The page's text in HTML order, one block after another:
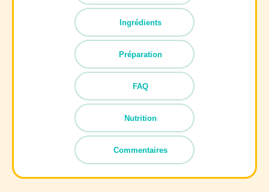
Ingrédients
Préparation
FAQ
Nutrition
Commentaires